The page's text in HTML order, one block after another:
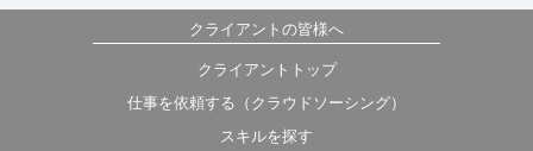
クライアントの皆様へ
クライアントトップ
仕事を依頼する（クラウドソーシング）
スキルを探す